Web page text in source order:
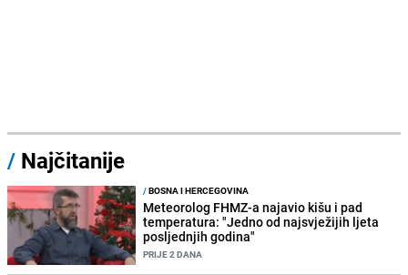
/ Najčitanije
/BOSNA I HERCEGOVINA
Meteorolog FHMZ-a najavio kišu i pad
temperatura: "Jedno od najsvježijih ljeta
posljednjih godina"
PRIJE 2 DANA